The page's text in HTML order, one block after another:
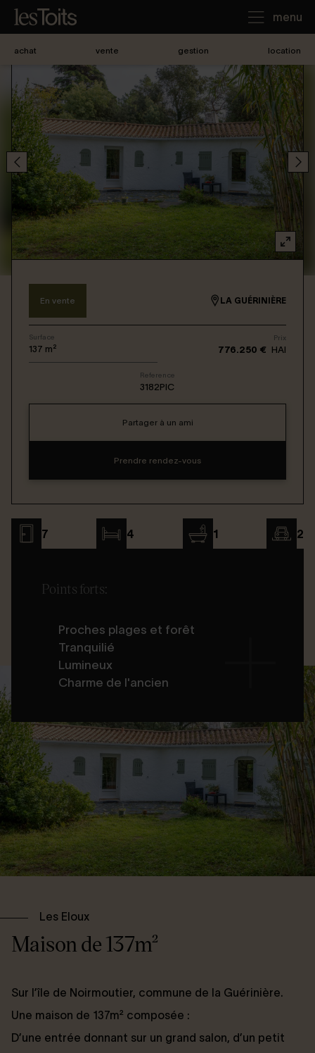
menu
Je loue
Je vends
Notre agence
Connexion / Inscription
Espace Bailleur / Locataire
achat vente gestion location
En vente LA GUÉRINIÈRE
Surface
137 m²
Prix
776.250 € HAI
Reference
3182PIC
Partager à un ami
Prendre rendez-vous
7 4 1 2
Points forts:
Proches plages et forêt
Tranquilié
Lumineux
Charme de l'ancien
Les Eloux
Maison de 137m²
Sur l’île de Noirmoutier, commune de la Guérinière.
Une maison de 137m² composée :
D’une entrée donnant sur un grand salon, d’un petit